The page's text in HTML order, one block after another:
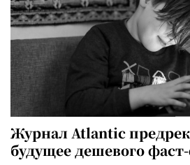
Журнал Atlantic
будущее дешевого